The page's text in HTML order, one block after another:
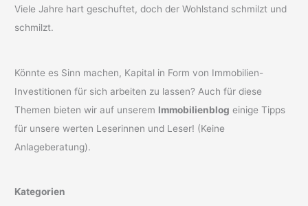
Viele Jahre hart geschuftet, doch der Wohlstand schmilzt und
schmilzt.
Könnte es Sinn machen, Kapital in Form von Immobilien-
Investitionen für sich arbeiten zu lassen? Auch für diese
Themen bieten wir auf unserem Immobilienblog einige Tipps
für unsere werten Leserinnen und Leser! (Keine
Anlageberatung).
Kategorien